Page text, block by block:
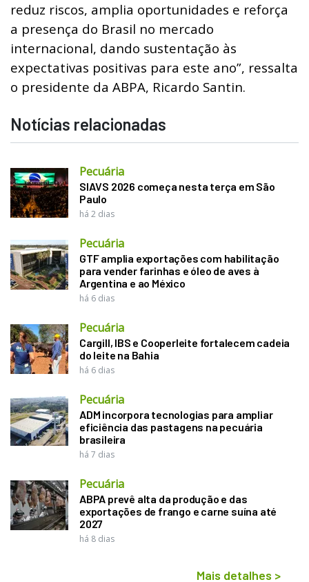
reduz riscos, amplia oportunidades e reforça
a presença do Brasil no mercado
internacional, dando sustentação às
expectativas positivas para este ano”, ressalta
o presidente da ABPA, Ricardo Santin.
Notícias relacionadas
Pecuária
SIAVS 2026 começa nesta terça em São
Paulo
há 2 dias
Pecuária
GTF amplia exportações com habilitação
para vender farinhas e óleo de aves à
Argentina e ao México
há 6 dias
Pecuária
Cargill, IBS e Cooperleite fortalecem cadeia
do leite na Bahia
há 6 dias
Pecuária
ADM incorpora tecnologias para ampliar
eficiência das pastagens na pecuária
brasileira
há 7 dias
Pecuária
ABPA prevê alta da produção e das
exportações de frango e carne suína até
2027
há 8 dias
Mais detalhes >